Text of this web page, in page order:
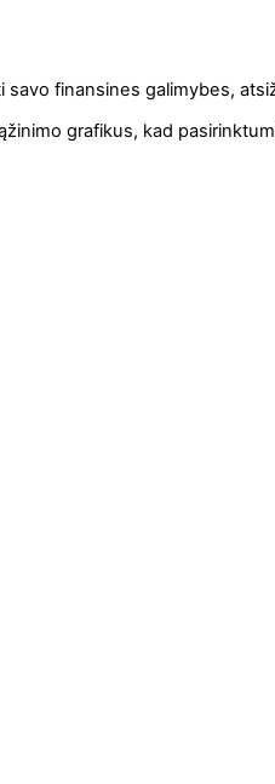
finansines galimybes,
grafikus, kad